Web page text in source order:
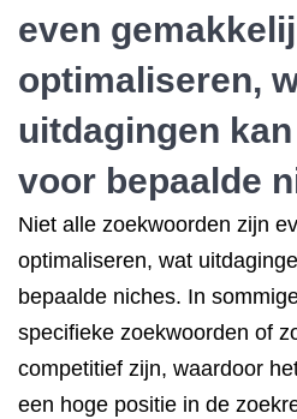
even
optimaliseren,
uitdagingen
voor bepaalde
Niet alle zoekwoorden zijn
optimaliseren, wat
bepaalde niches. In
specifieke zoekwoorden of
competitief zijn, waardoor
een hoge positie in de